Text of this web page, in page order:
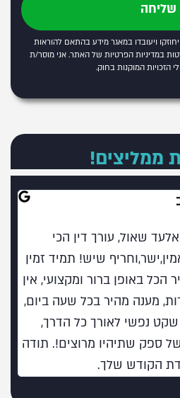
ויעובדו במאגר מידע בהתאם להוראות
במדיניות הפרטיות של האתר. אני מוסר/ת
הזכויות המוקנות בחוק.
שליחה
ממליצים!
שאול, עורך דין הכי
שיש! תמיד זמין
הכל באופן ברור ומקצועי, אין
מענה מהיר בכל שעה ביום,
נפשי לאורך כל הדרך,
ספק שתיהיו מרוצים!. תודה
הקודש שלך.